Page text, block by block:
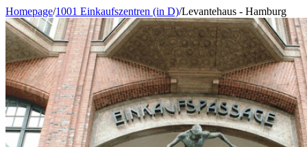
Homepage/1001 Einkaufszentren (in D)/Levantehaus - Hamburg